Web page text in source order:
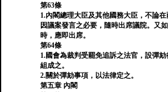
第63條
1.內閣總理大臣及其他國務大臣，不論
因議案發言之必要，隨時出席議院。又
時，應即出席。
第64條
1.國會為裁判受罷免追訴之法官，設彈
組成之。
2.關於彈劾事項，以法律定之。
第五章 內閣